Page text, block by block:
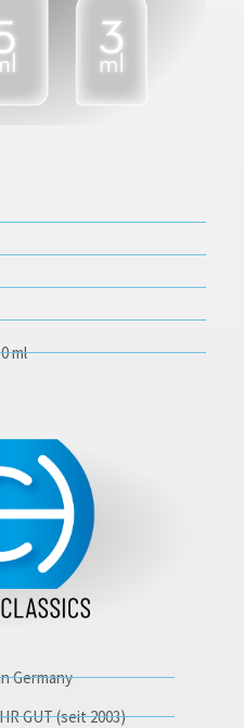
Germany
GUT (seit 2003)
ml